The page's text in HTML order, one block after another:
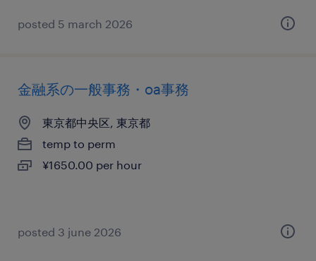
posted 5 march 2026
金融系の一般事務・oa事務
東京都中央区, 東京都
temp to perm
¥1650.00 per hour
posted 3 june 2026